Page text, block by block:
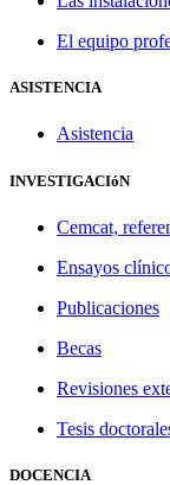
El equipo
ASISTENCIA
Asistencia
INVESTIGACIóN
Cemcat,
Ensayos
Publicaciones
Becas
Revisiones
Tesis
DOCENCIA